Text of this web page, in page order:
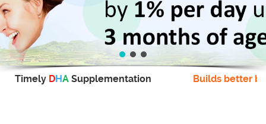
Timely DHA Supplementation Builds better